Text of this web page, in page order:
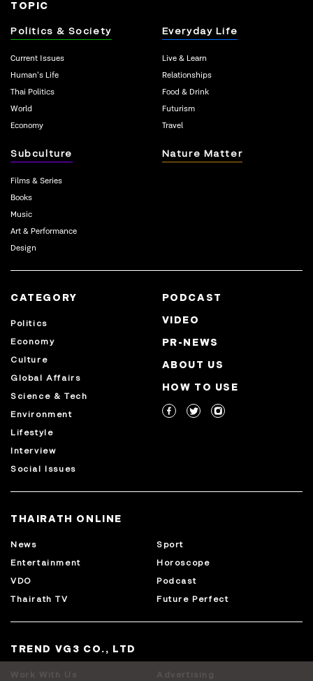
TOPIC
Politics & Society
Current Issues
Human’s Life
Thai Politics
World
Economy
Everyday Life
Live & Learn
Relationships
Food & Drink
Futurism
Travel
Subculture
Films & Series
Books
Music
Art & Performance
Design
Nature Matter
CATEGORY
Politics
Economy
Culture
Global Affairs
Science & Tech
Environment
Lifestyle
Interview
Social Issues
PODCAST
VIDEO
PR-NEWS
ABOUT US
HOW TO USE
THAIRATH ONLINE
News
Sport
Entertainment
Horoscope
VDO
Podcast
Thairath TV
Future Perfect
TREND VG3 CO., LTD
Work With Us Advertising